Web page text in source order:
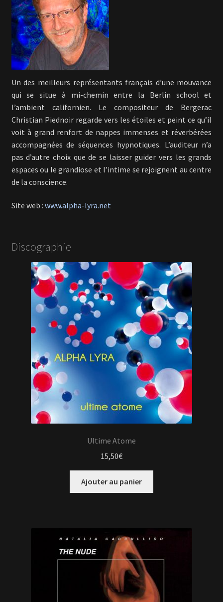
En savoir +
Mon Compte
Un des meilleurs représentants français d’une mouvance
qui se situe à mi-chemin entre la Berlin school et
l’ambient californien. Le compositeur de Bergerac
Christian Piednoir regarde vers les étoiles et peint ce qu’il
voit à grand renfort de nappes immenses et réverbérées
accompagnées de séquences hypnotiques. L’auditeur n’a
pas d’autre choix que de se laisser guider vers les grands
espaces ou le grandiose et l’intime se rejoignent au centre
de la conscience.
Site web : www.alpha-lyra.net
Discographie
Ultime Atome
15,50€
Ajouter au panier